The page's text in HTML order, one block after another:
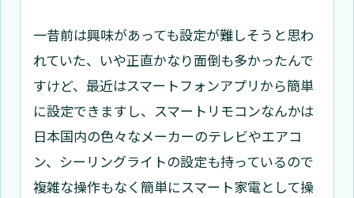
一昔前は興味があっても設定が難しそうと思わ
れていた、いや正直かなり面倒も多かったんで
すけど、最近はスマートフォンアプリから簡単
に設定できますし、スマートリモコンなんかは
日本国内の色々なメーカーのテレビやエアコ
ン、シーリングライトの設定も持っているので
複雑な操作もなく簡単にスマート家電として操